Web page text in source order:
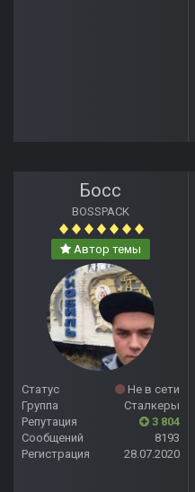
Босс
BOSSPACK
Автор темы
Статус
Не в сети
Группа
Сталкеры
Репутация
3 804
Сообщений
8193
Регистрация
28.07.2020